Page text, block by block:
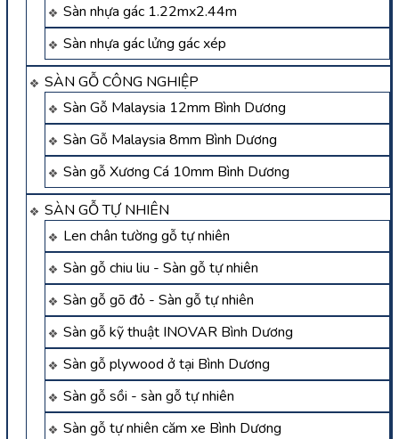
Sàn nhựa gác 1.22mx2.44m
Sàn nhựa gác lửng gác xép
SÀN GỖ CÔNG NGHIỆP
Sàn Gỗ Malaysia 12mm Bình Dương
Sàn Gỗ Malaysia 8mm Bình Dương
Sàn gỗ Xương Cá 10mm Bình Dương
SÀN GỖ TỰ NHIÊN
Len chân tường gỗ tự nhiên
Sàn gỗ chiu liu - Sàn gỗ tự nhiên
Sàn gỗ gõ đỏ - Sàn gỗ tự nhiên
Sàn gỗ kỹ thuật INOVAR Bình Dương
Sàn gỗ plywood ở tại Bình Dương
Sàn gỗ sồi - sàn gỗ tự nhiên
Sàn gỗ tự nhiên căm xe Bình Dương